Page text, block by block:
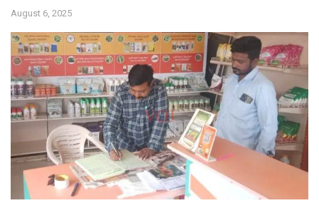
August 6, 2025